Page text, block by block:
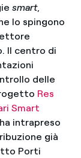
smart,
lo spingono
Il centro di
delle
Res
Smart
intrapreso
già
Porti